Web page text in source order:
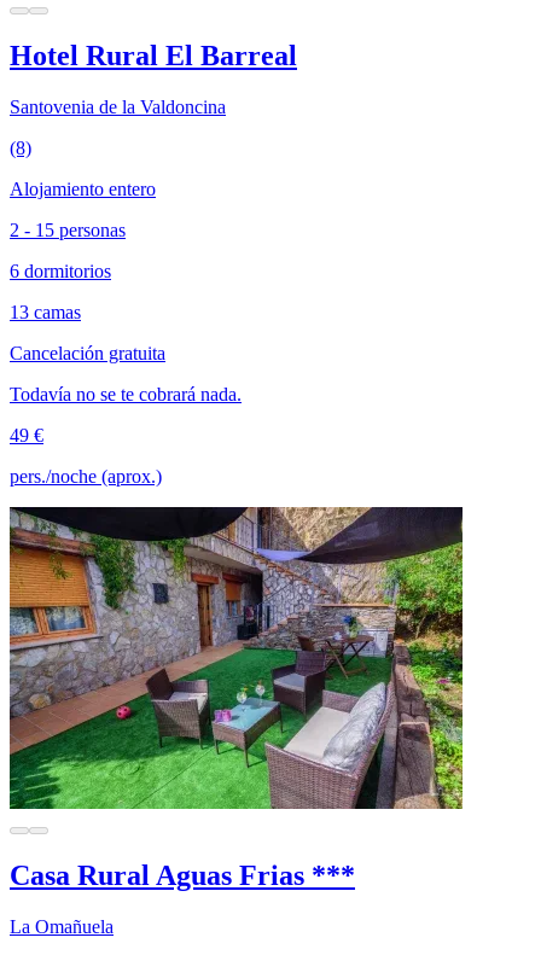
Hotel Rural El Barreal
Santovenia de la Valdoncina
(8)
Alojamiento entero
2 - 15 personas
6 dormitorios
13 camas
Cancelación gratuita
Todavía no se te cobrará nada.
49 €
pers./noche (aprox.)
Casa Rural Aguas Frias ***
La Omañuela